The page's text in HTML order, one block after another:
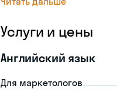
Услуги и цены
Английский язык
Для маркетологов